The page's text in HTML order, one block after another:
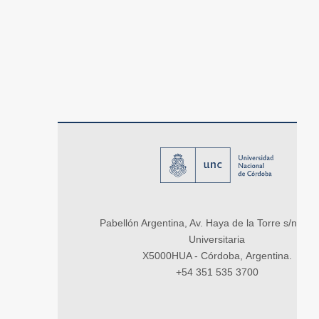
Pabellón Argentina, Av. Haya de la Torre s/n,
Universitaria
X5000HUA - Córdoba, Argentina.
+54 351 535 3700